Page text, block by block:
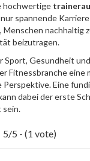
hochwertige
spannende
Menschen nachhaltig
beizutragen.
Sport, Gesundheit
Fitnessbranche eine
Eine
dabei der erste
sein.
5/5 - (1 vote)